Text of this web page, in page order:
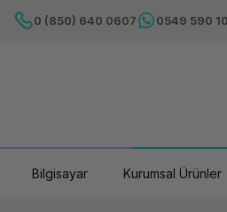
0 (850) 640 0607 0549 590
Bilgisayar Kurumsal Ürünler